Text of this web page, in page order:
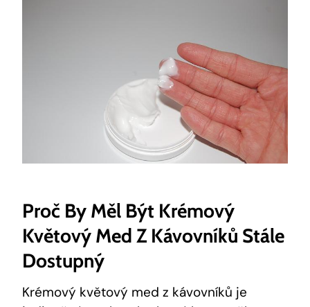
Proč By Měl Být Krémový
Květový Med Z Kávovníků Stále
Dostupný
Krémový květový med z kávovníků je